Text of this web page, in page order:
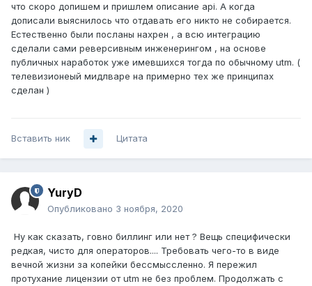
что скоро допишем и пришлем описание api. А когда
дописали выяснилось что отдавать его никто не собирается.
Естественно были посланы нахрен , а всю интеграцию
сделали сами реверсивным инженерингом , на основе
публичных наработок уже имевшихся тогда по обычному utm. (
телевизионеый мидлваре на примерно тех же принципах
сделан )
Вставить ник Цитата
YuryD
Опубликовано 3 ноября, 2020
Ну как сказать, говно биллинг или нет ? Вещь специфически
редкая, чисто для операторов.... Требовать чего-то в виде
вечной жизни за копейки бессмыссленно. Я пережил
протухание лицензии от utm не без проблем. Продолжать с